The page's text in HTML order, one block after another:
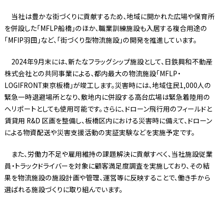
当社は豊かな街づくりに貢献するため、地域に開かれた広場や保育所
を併設した「MFLP船橋」のほか、職業訓練施設も入居する複合用途の
「MFIP羽田」など、「街づくり型物流施設」の開発を推進しています。
2024年9月末には、新たなフラッグシップ施設として、日鉄興和不動産
株式会社との共同事業による、都内最大の物流施設「MFLP・
LOGIFRONT東京板橋」が竣工します。災害時には、地域住民1,000人の
緊急一時退避場所となり、敷地内に併設する高台広場は緊急着陸用の
ヘリポートとしても使用可能です。さらに、ドローン飛行用のフィールドと
賃貸用 R&D 区画を整備し、板橋区内における災害時に備えて、ドローン
による物資配送や災害支援活動の実証実験などを実施予定です。
また、労働力不足や雇用維持の課題解決に貢献すべく、当社施設従業
員・トラックドライバーを対象に顧客満足度調査を実施しており、その結
果を物流施設の施設計画や管理、運営等に反映することで、働き手から
選ばれる施設づくりに取り組んでいます。